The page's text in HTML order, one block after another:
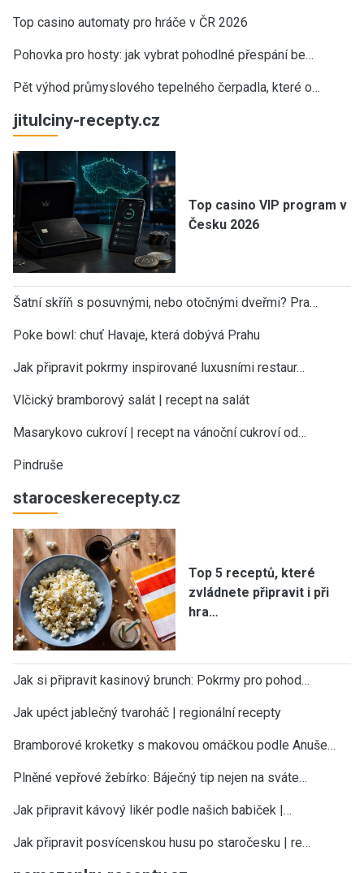
Top casino automaty pro hráče v ČR 2026
Pohovka pro hosty: jak vybrat pohodlné přespání be…
Pět výhod průmyslového tepelného čerpadla, které o…
jitulciny-recepty.cz
Top casino VIP program v
Česku 2026
Šatní skříň s posuvnými, nebo otočnými dveřmi? Pra…
Poke bowl: chuť Havaje, která dobývá Prahu
Jak připravit pokrmy inspirované luxusními restaur…
Vlčický bramborový salát | recept na salát
Masarykovo cukroví | recept na vánoční cukroví od…
Pindruše
staroceskerecepty.cz
Top 5 receptů, které
zvládnete připravit i při
hra…
Jak si připravit kasinový brunch: Pokrmy pro pohod…
Jak upéct jablečný tvaroháč | regionální recepty
Bramborové kroketky s makovou omáčkou podle Anuše…
Plněné vepřové žebírko: Báječný tip nejen na sváte…
Jak připravit kávový likér podle našich babiček |…
Jak připravit posvícenskou husu po staročesku | re…